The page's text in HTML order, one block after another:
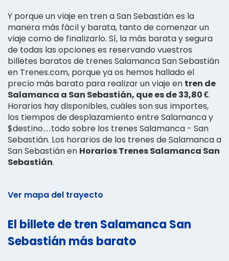
Y porque un viaje en tren a San Sebastián es la
manera más fácil y barata, tanto de comenzar un
viaje como de finalizarlo. Sí, la más barata y segura
de todas las opciones es reservando vuestros
billetes baratos de trenes Salamanca San Sebastián
en Trenes.com, porque ya os hemos hallado el
precio más barato para realizar un viaje en tren de
Salamanca a San Sebastián, que es de 33,80 €.
Horarios hay disponibles, cuáles son sus importes,
los tiempos de desplazamiento entre Salamanca y
$destino…todo sobre los trenes Salamanca - San
Sebastián. Los horarios de los trenes de Salamanca a
San Sebastián en Horarios Trenes Salamanca San
Sebastián.
Ver mapa del trayecto
El billete de tren Salamanca San
Sebastián más barato